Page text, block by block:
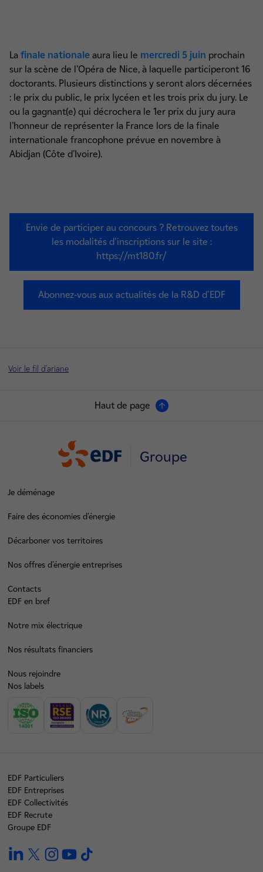
La finale nationale aura lieu le mercredi 5 juin prochain
sur la scène de l’Opéra de Nice, à laquelle participeront 16
doctorants. Plusieurs distinctions y seront alors décernées
: le prix du public, le prix lycéen et les trois prix du jury. Le
ou la gagnant(e) qui décrochera le 1er prix du jury aura
l’honneur de représenter la France lors de la finale
internationale francophone prévue en novembre à
Abidjan (Côte d’Ivoire).
Envie de participer au concours ? Retrouvez toutes
les modalités d'inscriptions sur le site :
https://mt180.fr/
Abonnez-vous aux actualités de la R&D d'EDF
Voir le fil d'ariane
Haut de page
Groupe
Je déménage
Faire des économies d’énergie
Décarboner vos territoires
Nos offres d’énergie entreprises
Contacts
EDF en bref
Notre mix électrique
Nos résultats financiers
Nous rejoindre
Nos labels
EDF Particuliers
EDF Entreprises
EDF Collectivités
EDF Recrute
Groupe EDF
linkedintwitterinstagramyoutube